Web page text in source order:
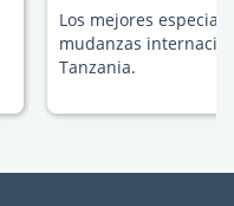
Los mejores
mudanzas
Tanzania.